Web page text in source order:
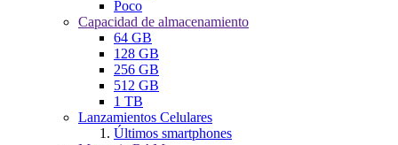
Poco
Capacidad de almacenamiento
64 GB
128 GB
256 GB
512 GB
1 TB
Lanzamientos Celulares
Últimos smartphones